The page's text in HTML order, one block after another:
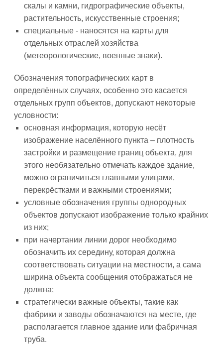
скалы и камни, гидрографические объекты,
растительность, искусственные строения;
специальные - наносятся на карты для
отдельных отраслей хозяйства
(метеорологические, военные знаки).
Обозначения топографических карт в
определённых случаях, особенно это касается
отдельных групп объектов, допускают некоторые
условности:
основная информация, которую несёт
изображение населённого пункта – плотность
застройки и размещение границ объекта, для
этого необязательно отмечать каждое здание,
можно ограничиться главными улицами,
перекрёстками и важными строениями;
условные обозначения группы однородных
объектов допускают изображение только крайних
из них;
при начертании линии дорог необходимо
обозначить их середину, которая должна
соответствовать ситуации на местности, а сама
ширина объекта сообщения отображаться не
должна;
стратегически важные объекты, такие как
фабрики и заводы обозначаются на месте, где
располагается главное здание или фабричная
труба.